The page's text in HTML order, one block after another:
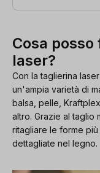
Cosa
laser?
Con la taglierina
un'ampia varietà di
balsa, pelle,
altro. Grazie al taglio
ritagliare le forme
dettagliate nel legno.